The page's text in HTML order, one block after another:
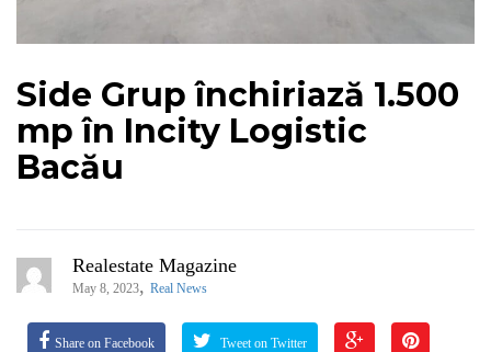
Side Grup închiriază 1.500
mp în Incity Logistic
Bacău
Realestate Magazine
May 8, 2023, Real News
Share on Facebook Tweet on Twitter